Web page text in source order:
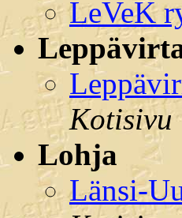
LeVeK
Kotisivu
Lohja
Länsi-